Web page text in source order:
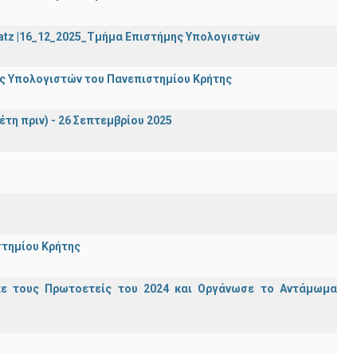
|16_12_2025_Τμήμα Επιστήμης Υπολογιστών
Υπολογιστών του Πανεπιστημίου Κρήτης
πριν) - 26 Σεπτεμβρίου 2025
Κρήτης
τους Πρωτοετείς του 2024 και Οργάνωσε το Αντάμωμα